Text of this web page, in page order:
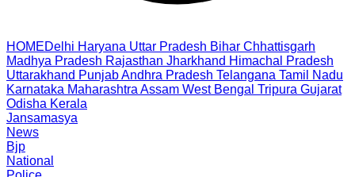
HOMEDelhi Haryana Uttar Pradesh Bihar Chhattisgarh
Madhya Pradesh Rajasthan Jharkhand Himachal Pradesh
Uttarakhand PunjabAndhra Pradesh Telangana Tamil Nadu
Karnataka Maharashtra Assam West Bengal Tripura Gujarat
Odisha Kerala
Jansamasya
News
Bjp
National